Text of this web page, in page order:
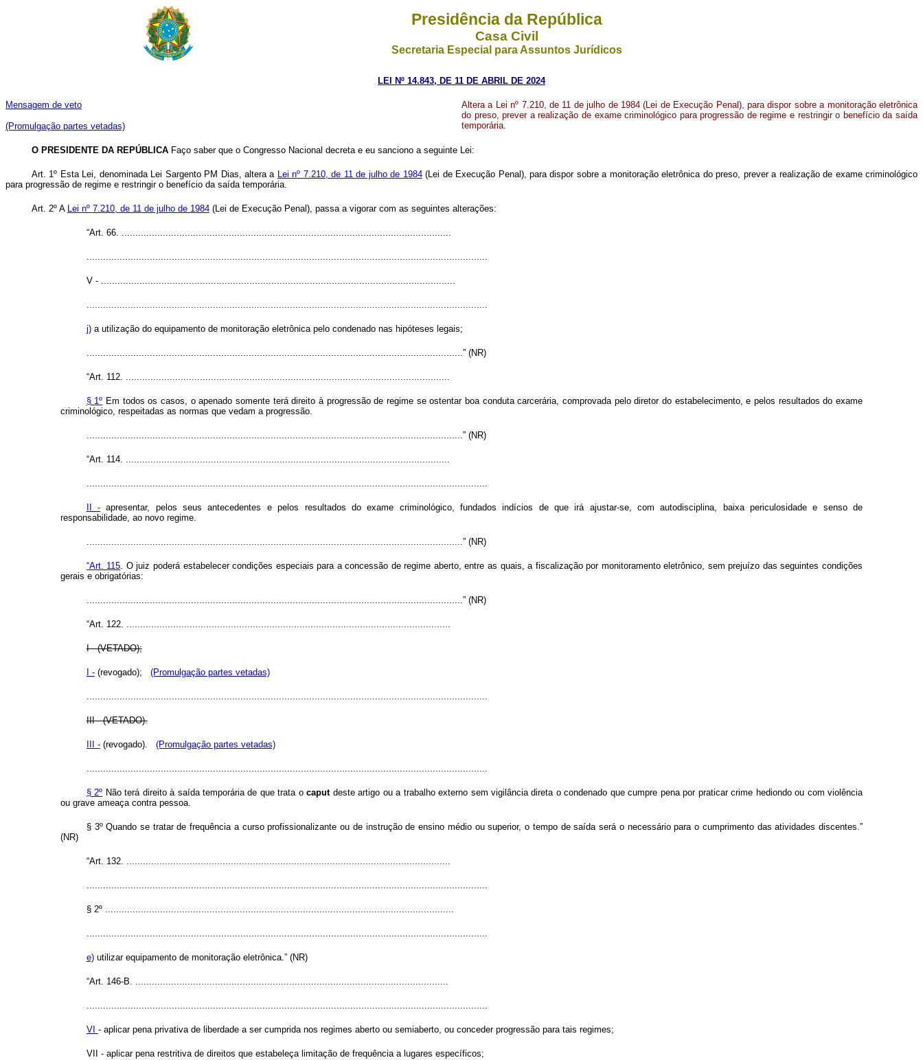
Presidência da República
Casa Civil
Secretaria Especial para Assuntos Jurídicos
LEI Nº 14.843, DE 11 DE ABRIL DE 2024
Mensagem de veto
(Promulgação partes vetadas)
Altera a Lei nº 7.210, de 11 de julho de 1984 (Lei de Execução Penal), para dispor sobre a monitoração eletrônica
do preso, prever a realização de exame criminológico para progressão de regime e restringir o benefício da saída
temporária.
O PRESIDENTE DA REPÚBLICAFaço saber que o Congresso Nacional decreta e eu sanciono a seguinte Lei:
Art. 1º Esta Lei, denominada Lei Sargento PM Dias, altera a Lei nº 7.210, de 11 de julho de 1984(Lei de Execução Penal), para dispor sobre a monitoração eletrônica do preso, prever a realização de exame criminológico
para progressão de regime e restringir o benefício da saída temporária.
Art. 2º A Lei nº 7.210, de 11 de julho de 1984(Lei de Execução Penal), passa a vigorar com as seguintes alterações:
“Art. 66. ........................................................................................................................
..................................................................................................................................................
V - .................................................................................................................................
..................................................................................................................................................
j)a utilização do equipamento de monitoração eletrônica pelo condenado nas hipóteses legais;
.........................................................................................................................................” (NR)
“Art. 112. ......................................................................................................................
§ 1º Em todos os casos, o apenado somente terá direito à progressão de regime se ostentar boa conduta carcerária, comprovada pelo diretor do estabelecimento, e pelos resultados do exame
criminológico, respeitadas as normas que vedam a progressão.
.........................................................................................................................................” (NR)
“Art. 114. ......................................................................................................................
..................................................................................................................................................
II - apresentar, pelos seus antecedentes e pelos resultados do exame criminológico, fundados indícios de que irá ajustar-se, com autodisciplina, baixa periculosidade e senso de
responsabilidade, ao novo regime.
.........................................................................................................................................” (NR)
“Art. 115. O juiz poderá estabelecer condições especiais para a concessão de regime aberto, entre as quais, a fiscalização por monitoramento eletrônico, sem prejuízo das seguintes condições
gerais e obrigatórias:
.........................................................................................................................................” (NR)
“Art. 122. ......................................................................................................................
I - (VETADO);
I -(revogado); (Promulgação partes vetadas)
..................................................................................................................................................
III - (VETADO).
III -(revogado). (Promulgação partes vetadas)
..................................................................................................................................................
§ 2º Não terá direito à saída temporária de que trata ocaputdeste artigo ou a trabalho externo sem vigilância direta o condenado que cumpre pena por praticar crime hediondo ou com violência
ou grave ameaça contra pessoa.
§ 3º Quando se tratar de frequência a curso profissionalizante ou de instrução de ensino médio ou superior, o tempo de saída será o necessário para o cumprimento das atividades discentes.”
(NR)
“Art. 132. ......................................................................................................................
..................................................................................................................................................
§ 2º ...............................................................................................................................
..................................................................................................................................................
e)utilizar equipamento de monitoração eletrônica.” (NR)
“Art. 146-B. ..................................................................................................................
..................................................................................................................................................
VI - aplicar pena privativa de liberdade a ser cumprida nos regimes aberto ou semiaberto, ou conceder progressão para tais regimes;
VII - aplicar pena restritiva de direitos que estabeleça limitação de frequência a lugares específicos;